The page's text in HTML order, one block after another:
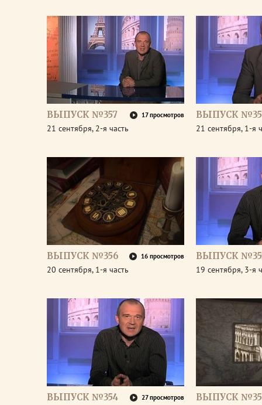
ВЫПУСК №357 17 просмотров
21 сентября, 2-я часть
ВЫПУСК
21 сентября, 1-я
ВЫПУСК №356 16 просмотров
20 сентября, 1-я часть
ВЫПУСК
19 сентября, 3-я
ВЫПУСК №354 27 просмотров ВЫПУСК